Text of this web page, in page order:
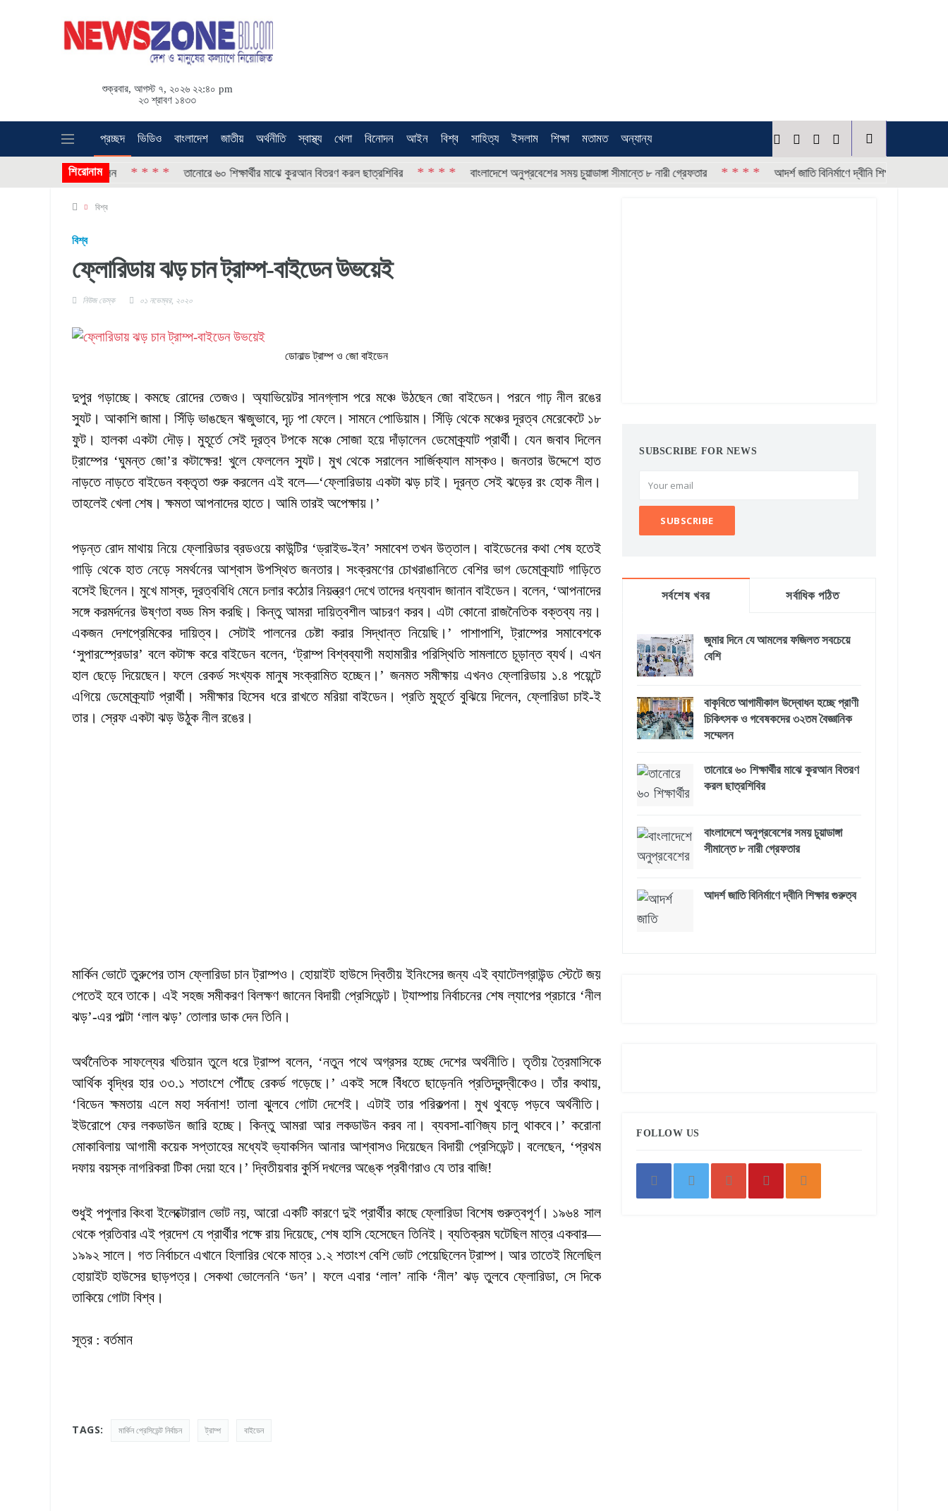
শুক্রবার, আগস্ট ৭, ২০২৬ ২২:৪০ pm
২৩ শ্রাবণ ১৪৩৩
প্রচ্ছদ ভিডিও বাংলাদেশ জাতীয় অর্থনীতি স্বাস্থ্য খেলা বিনোদন আইন বিশ্ব সাহিত্য ইসলাম শিক্ষা মতামত অন্যান্য
শিরোনাম
বৈজ্ঞানিক সম্মেলন * * * * তানোরে ৬০ শিক্ষার্থীর মাঝে কুরআন বিতরণ করল ছাত্রশিবির * * * * বাংলাদেশে অনুপ্রবেশের সময় চুয়াডাঙ্গা সীমান্তে ৮ নারী গ্রেফতার * * * * আদর্শ জাতি বিনির্মাণে দ্বীনি শিক্ষার গুরুত্ব
বিশ্ব
বিশ্ব
ফ্লোরিডায় ঝড় চান ট্রাম্প-বাইডেন উভয়েই
নিউজ ডেস্ক ০১ নভেম্বর, ২০২০
ডোনাল্ড ট্রাম্প ও জো বাইডেন
দুপুর গড়াচ্ছে। কমছে রোদের তেজও। অ্যাভিয়েটর সানগ্লাস পরে মঞ্চে উঠছেন জো বাইডেন। পরনে গাঢ় নীল রঙের
স্যুট। আকাশি জামা। সিঁড়ি ভাঙছেন ঋজুভাবে, দৃঢ় পা ফেলে। সামনে পোডিয়াম। সিঁড়ি থেকে মঞ্চের দূরত্ব মেরেকেটে ১৮
ফুট। হালকা একটা দৌড়। মুহূর্তে সেই দূরত্ব টপকে মঞ্চে সোজা হয়ে দাঁড়ালেন ডেমোক্র্যাট প্রার্থী। যেন জবাব দিলেন
ট্রাম্পের ‘ঘুমন্ত জো’র কটাক্ষের! খুলে ফেললেন স্যুট। মুখ থেকে সরালেন সার্জিক্যাল মাস্কও। জনতার উদ্দেশে হাত
নাড়তে নাড়তে বাইডেন বক্তৃতা শুরু করলেন এই বলে—‘ফ্লোরিডায় একটা ঝড় চাই। দূরন্ত সেই ঝড়ের রং হোক নীল।
তাহলেই খেলা শেষ। ক্ষমতা আপনাদের হাতে। আমি তারই অপেক্ষায়।’
পড়ন্ত রোদ মাথায় নিয়ে ফ্লোরিডার ব্রডওয়ে কাউন্টির ‘ড্রাইভ-ইন’ সমাবেশ তখন উত্তাল। বাইডেনের কথা শেষ হতেই
গাড়ি থেকে হাত নেড়ে সমর্থনের আশ্বাস উপস্থিত জনতার। সংক্রমণের চোখরাঙানিতে বেশির ভাগ ডেমোক্র্যাট গাড়িতে
বসেই ছিলেন। মুখে মাস্ক, দূরত্ববিধি মেনে চলার কঠোর নিয়ন্ত্রণ দেখে তাদের ধন্যবাদ জানান বাইডেন। বলেন, ‘আপনাদের
সঙ্গে করমর্দনের উষ্ণতা বড্ড মিস করছি। কিন্তু আমরা দায়িত্বশীল আচরণ করব। এটা কোনো রাজনৈতিক বক্তব্য নয়।
একজন দেশপ্রেমিকের দায়িত্ব। সেটাই পালনের চেষ্টা করার সিদ্ধান্ত নিয়েছি।’ পাশাপাশি, ট্রাম্পের সমাবেশকে
‘সুপারস্প্রেডার’ বলে কটাক্ষ করে বাইডেন বলেন, ‘ট্রাম্প বিশ্বব্যাপী মহামারীর পরিস্থিতি সামলাতে চূড়ান্ত ব্যর্থ। এখন
হাল ছেড়ে দিয়েছেন। ফলে রেকর্ড সংখ্যক মানুষ সংক্রামিত হচ্ছেন।’ জনমত সমীক্ষায় এখনও ফ্লোরিডায় ১.৪ পয়েন্টে
এগিয়ে ডেমোক্র্যাট প্রার্থী। সমীক্ষার হিসেব ধরে রাখতে মরিয়া বাইডেন। প্রতি মুহূর্তে বুঝিয়ে দিলেন, ফ্লোরিডা চাই-ই
তার। স্রেফ একটা ঝড় উঠুক নীল রঙের।
মার্কিন ভোটে তুরুপের তাস ফ্লোরিডা চান ট্রাম্পও। হোয়াইট হাউসে দ্বিতীয় ইনিংসের জন্য এই ব্যাটেলগ্রাউন্ড স্টেটে জয়
পেতেই হবে তাকে। এই সহজ সমীকরণ বিলক্ষণ জানেন বিদায়ী প্রেসিডেন্ট। ট্যাম্পায় নির্বাচনের শেষ ল্যাপের প্রচারে ‘নীল
ঝড়’-এর পাল্টা ‘লাল ঝড়’ তোলার ডাক দেন তিনি।
অর্থনৈতিক সাফল্যের খতিয়ান তুলে ধরে ট্রাম্প বলেন, ‘নতুন পথে অগ্রসর হচ্ছে দেশের অর্থনীতি। তৃতীয় ত্রৈমাসিকে
আর্থিক বৃদ্ধির হার ৩৩.১ শতাংশে পৌঁছে রেকর্ড গড়েছে।’ একই সঙ্গে বিঁধতে ছাড়েননি প্রতিদ্বন্দ্বীকেও। তাঁর কথায়,
‘বিডেন ক্ষমতায় এলে মহা সর্বনাশ! তালা ঝুলবে গোটা দেশেই। এটাই তার পরিকল্পনা। মুখ থুবড়ে পড়বে অর্থনীতি।
ইউরোপে ফের লকডাউন জারি হচ্ছে। কিন্তু আমরা আর লকডাউন করব না। ব্যবসা-বাণিজ্য চালু থাকবে।’ করোনা
মোকাবিলায় আগামী কয়েক সপ্তাহের মধ্যেই ভ্যাকসিন আনার আশ্বাসও দিয়েছেন বিদায়ী প্রেসিডেন্ট। বলেছেন, ‘প্রথম
দফায় বয়স্ক নাগরিকরা টিকা দেয়া হবে।’ দ্বিতীয়বার কুর্সি দখলের অঙ্কে প্রবীণরাও যে তার বাজি!
শুধুই পপুলার কিংবা ইলেক্টোরাল ভোট নয়, আরো একটি কারণে দুই প্রার্থীর কাছে ফ্লোরিডা বিশেষ গুরুত্বপূর্ণ। ১৯৬৪ সাল
থেকে প্রতিবার এই প্রদেশ যে প্রার্থীর পক্ষে রায় দিয়েছে, শেষ হাসি হেসেছেন তিনিই। ব্যতিক্রম ঘটেছিল মাত্র একবার—
১৯৯২ সালে। গত নির্বাচনে এখানে হিলারির থেকে মাত্র ১.২ শতাংশ বেশি ভোট পেয়েছিলেন ট্রাম্প। আর তাতেই মিলেছিল
হোয়াইট হাউসের ছাড়পত্র। সেকথা ভোলেননি ‘ডন’। ফলে এবার ‘লাল’ নাকি ‘নীল’ ঝড় তুলবে ফ্লোরিডা, সে দিকে
তাকিয়ে গোটা বিশ্ব।
সূত্র : বর্তমান
TAGS: মার্কিন প্রেসিডেন্ট নির্বাচন ট্রাম্প বাইডেন
SUBSCRIBE FOR NEWS
সর্বশেষ খবর সর্বাধিক পঠিত
জুমার দিনে যে আমলের ফজিলত সবচেয়ে
বেশি
বাকৃবিতে আগামীকাল উদ্বোধন হচ্ছে প্রাণী
চিকিৎসক ও গবেষকদের ৩২তম বৈজ্ঞানিক
সম্মেলন
তানোরে ৬০ শিক্ষার্থীর মাঝে কুরআন বিতরণ
করল ছাত্রশিবির
বাংলাদেশে অনুপ্রবেশের সময় চুয়াডাঙ্গা
সীমান্তে ৮ নারী গ্রেফতার
আদর্শ জাতি বিনির্মাণে দ্বীনি শিক্ষার গুরুত্ব
FOLLOW US